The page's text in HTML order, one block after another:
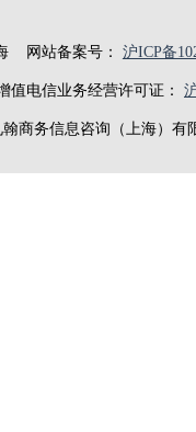
网站备案号： 沪ICP备
值电信业务经营许可证：
翰商务信息咨询（上海）